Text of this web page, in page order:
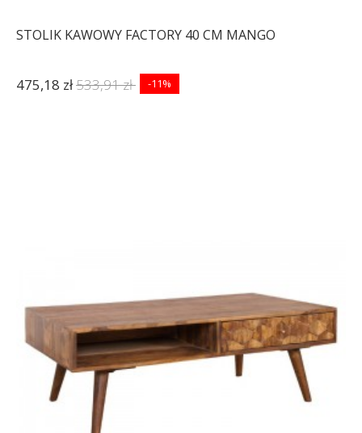
STOLIK KAWOWY FACTORY 40 CM MANGO
475,18 zł533,91 zł -11%